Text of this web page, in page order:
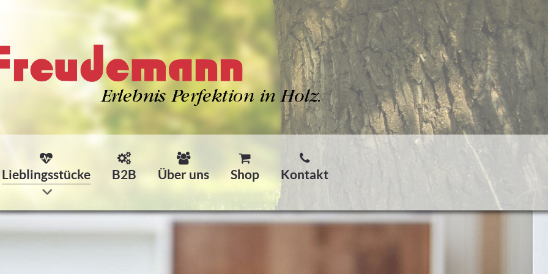
Lieblingsstücke B2B Über uns Shop Kontakt